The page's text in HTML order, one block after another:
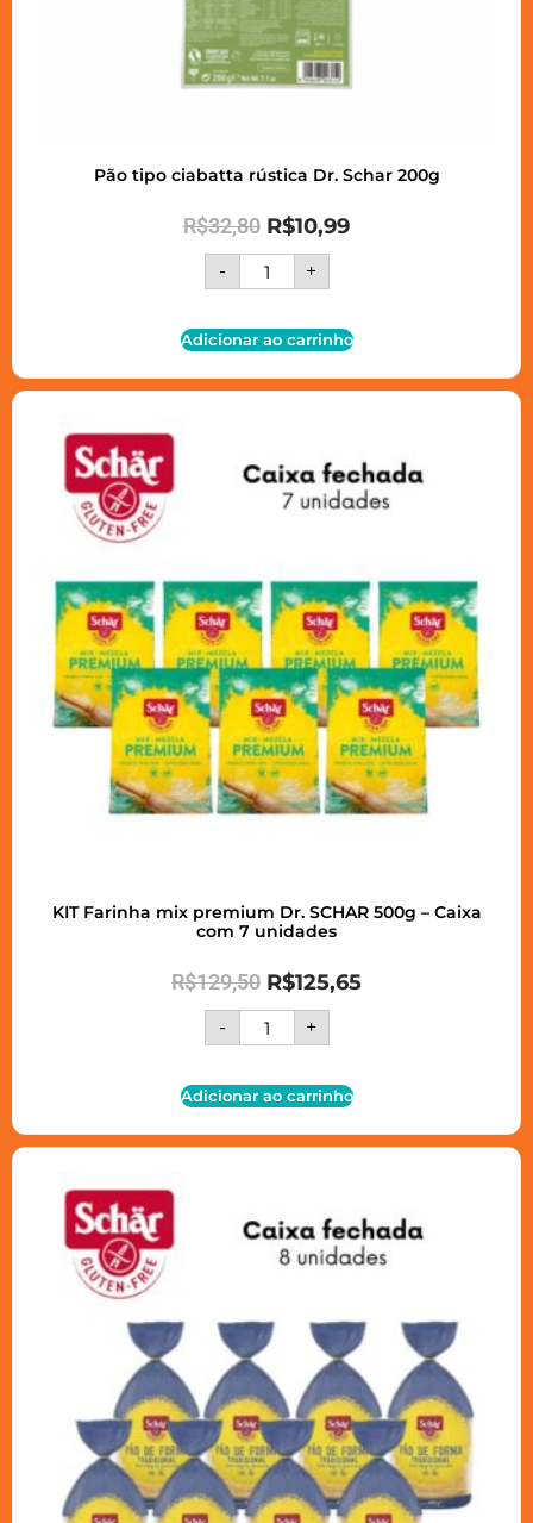
Pão tipo ciabatta rústica Dr. Schar 200g
R$32,80 R$10,99
- +
Adicionar ao carrinho
KIT Farinha mix premium Dr. SCHAR 500g – Caixa
com 7 unidades
R$129,50 R$125,65
- +
Adicionar ao carrinho